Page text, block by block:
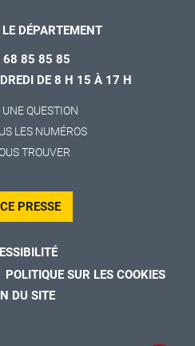
DÉPARTEMENT
68 85 85 85
DE 8 H 15 À 17 H
UNE QUESTION
LES NUMÉROS
TROUVER
PRESSE
POLITIQUE SUR LES COOKIES
DU SITE